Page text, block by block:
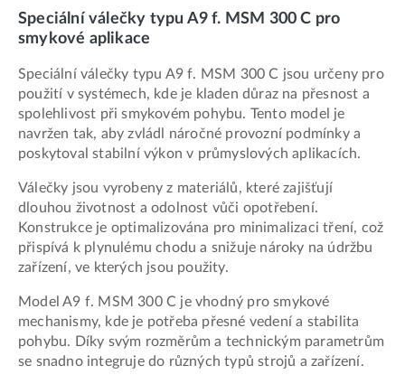
Speciální válečky typu A9 f. MSM 300 C pro
smykové aplikace
Speciální válečky typu A9 f. MSM 300 C jsou určeny pro
použití v systémech, kde je kladen důraz na přesnost a
spolehlivost při smykovém pohybu. Tento model je
navržen tak, aby zvládl náročné provozní podmínky a
poskytoval stabilní výkon v průmyslových aplikacích.
Válečky jsou vyrobeny z materiálů, které zajišťují
dlouhou životnost a odolnost vůči opotřebení.
Konstrukce je optimalizována pro minimalizaci tření, což
přispívá k plynulému chodu a snižuje nároky na údržbu
zařízení, ve kterých jsou použity.
Model A9 f. MSM 300 C je vhodný pro smykové
mechanismy, kde je potřeba přesné vedení a stabilita
pohybu. Díky svým rozměrům a technickým parametrům
se snadno integruje do různých typů strojů a zařízení.